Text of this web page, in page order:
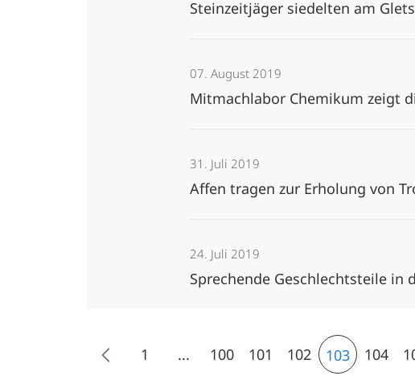
Steinzeitjäger siedelten am
07. August 2019
Mitmachlabor Chemikum zeigt
31. Juli 2019
Affen tragen zur Erholung von
24. Juli 2019
Sprechende Geschlechtsteile in
1 ... 100 101 102 103 104